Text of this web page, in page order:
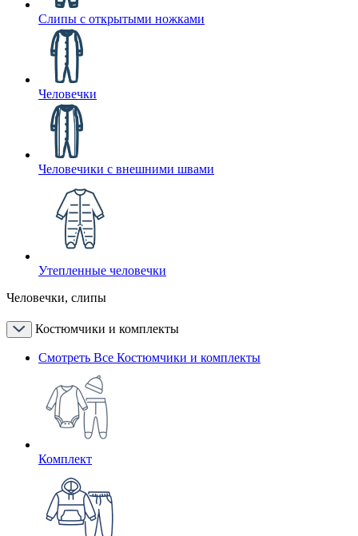
Слипы с открытыми ножками
Человечки
Человечики с внешними швами
Утепленные человечки
Человечки, слипы
Костюмчики и комплекты
Смотреть Все Костюмчики и комплекты
Комплект